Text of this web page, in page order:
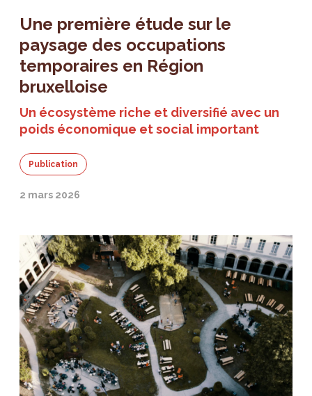
Une première étude sur le
paysage des occupations
temporaires en Région
bruxelloise
Un écosystème riche et diversifié avec un
poids économique et social important
Publication
2 mars 2026